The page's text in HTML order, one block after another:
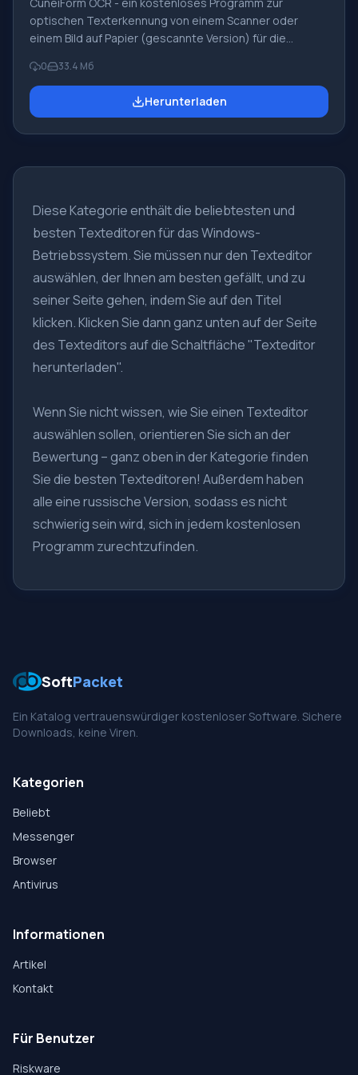
optischen Texterkennung von einem Scanner oder
einem Bild auf Papier (gescannte Version) für die
erkennen, mit Ausnahme von dekorativen und
handgeschriebenen Schriftarten. Es gibt Algorithmen
zur Erkennung von Nadeldruckertext, schlechten Kopien
0 33.4 Мб
Herunterladen
Diese Kategorie enthält die beliebtesten und
besten Texteditoren für das Windows-
Betriebssystem. Sie müssen nur den Texteditor
auswählen, der Ihnen am besten gefällt, und zu
seiner Seite gehen, indem Sie auf den Titel
klicken. Klicken Sie dann ganz unten auf der Seite
des Texteditors auf die Schaltfläche "Texteditor
herunterladen".
Wenn Sie nicht wissen, wie Sie einen Texteditor
auswählen sollen, orientieren Sie sich an der
Bewertung – ganz oben in der Kategorie finden
Sie die besten Texteditoren! Außerdem haben
alle eine russische Version, sodass es nicht
schwierig sein wird, sich in jedem kostenlosen
Programm zurechtzufinden.
SoftPacket
Ein Katalog vertrauenswürdiger kostenloser Software. Sichere
Downloads, keine Viren.
Kategorien
Beliebt
Messenger
Browser
Antivirus
Informationen
Artikel
Kontakt
Für Benutzer
Riskware